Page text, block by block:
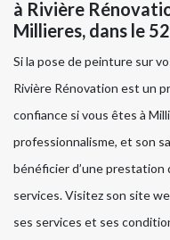
à Rivière
Millieres, dans le
Si la pose de peinture sur
Rivière Rénovation est un
confiance si vous êtes à
professionnalisme, et son
bénéficier d’une prestation
services. Visitez son site
ses services et ses